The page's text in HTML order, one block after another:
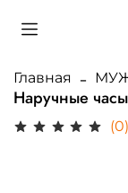
Главная
Наручные
(0)